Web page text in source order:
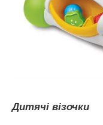
Дитячі візочки